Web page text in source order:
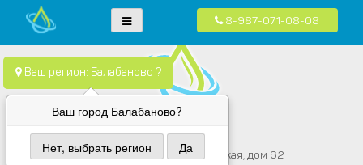
to
content
канализация.
систем водоснабжения, канализации и отопления в частных домах в
Москве и Московской области
Ваш регион: Балабаново ?
Ваш город Балабаново?
Нет, выбрать регион Да
8-987-071-08-08
Вода провод
Балабаново, улица Боровская, дом 62